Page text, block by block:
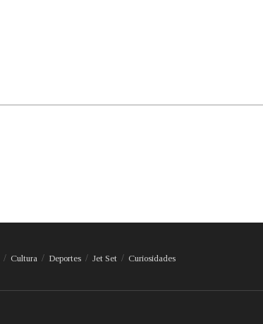
Cultura Deportes Jet Set Curiosidades